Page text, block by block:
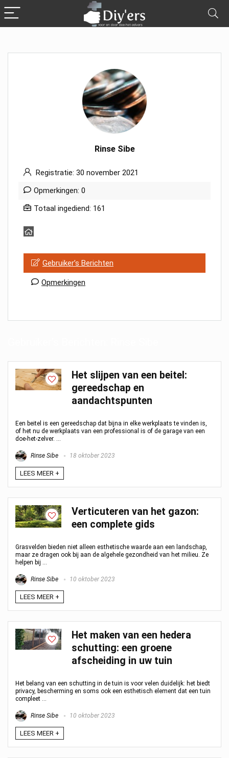
Rinse Sibe
Registratie: 30 november 2021
Opmerkingen: 0
Totaal ingediend: 161
Gebruiker’s Berichten
Opmerkingen
Het slijpen van een beitel:
gereedschap en
aandachtspunten
Een beitel is een gereedschap dat bijna in elke werkplaats te vinden is,
of het nu de werkplaats van een professional is of de garage van een
doe-het-zelver. ...
Rinse Sibe 18 oktober 2023
LEES MEER +
Verticuteren van het gazon:
een complete gids
Grasvelden bieden niet alleen esthetische waarde aan een landschap,
maar ze dragen ook bij aan de algehele gezondheid van het milieu. Ze
helpen bij ...
Rinse Sibe 10 oktober 2023
LEES MEER +
Het maken van een hedera
schutting: een groene
afscheiding in uw tuin
Het belang van een schutting in de tuin is voor velen duidelijk: het biedt
privacy, bescherming en soms ook een esthetisch element dat een tuin
compleet ...
Rinse Sibe 10 oktober 2023
LEES MEER +